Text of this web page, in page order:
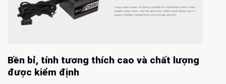
Bền bỉ, tính tương thích cao và chất lượng
được kiểm định